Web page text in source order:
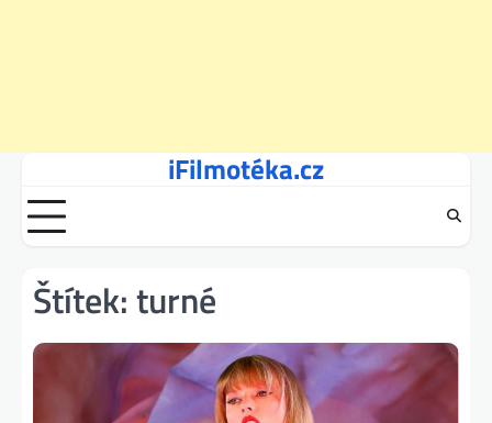
content
iFilmotéka.cz
Štítek:turné